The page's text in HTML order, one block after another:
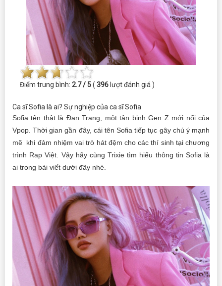
Điểm trung bình: 2.7 / 5( 396 lượt đánh giá )
Ca sĩ Sofia là ai? Sự nghiệp của ca sĩ Sofia
Sofia tên thật là Đan Trang, một tân binh Gen Z mới nổi của
Vpop. Thời gian gần đây, cái tên Sofia tiếp tục gây chú ý mạnh
mẽ khi đảm nhiệm vai trò hát đệm cho các thí sinh tại chương
trình Rap Việt. Vậy hãy cùng Trixie tìm hiểu thông tin Sofia là
ai trong bài viết dưới đây nhé.